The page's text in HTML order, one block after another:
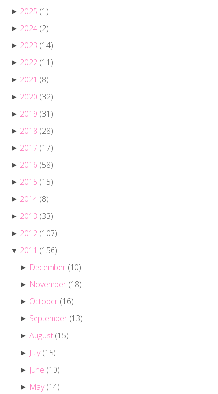
► 2025 (1)
► 2024 (2)
► 2023 (14)
► 2022 (11)
► 2021 (8)
► 2020 (32)
► 2019 (31)
► 2018 (28)
► 2017 (17)
► 2016 (58)
► 2015 (15)
► 2014 (8)
► 2013 (33)
► 2012 (107)
▼ 2011 (156)
► December (10)
► November (18)
► October (16)
► September (13)
►August (15)
► July (15)
► June (10)
► May (14)